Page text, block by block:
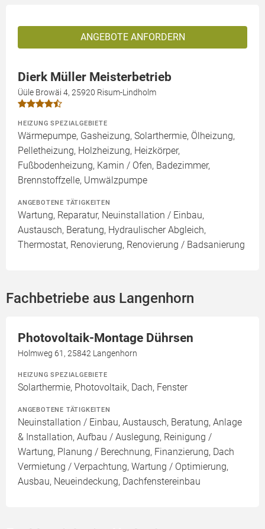
ANGEBOTE ANFORDERN
Dierk Müller Meisterbetrieb
Üüle Browäi 4, 25920 Risum-Lindholm
HEIZUNG SPEZIALGEBIETE
Wärmepumpe, Gasheizung, Solarthermie, Ölheizung,
Pelletheizung, Holzheizung, Heizkörper,
Fußbodenheizung, Kamin / Ofen, Badezimmer,
Brennstoffzelle, Umwälzpumpe
ANGEBOTENE TÄTIGKEITEN
Wartung, Reparatur, Neuinstallation / Einbau,
Austausch, Beratung, Hydraulischer Abgleich,
Thermostat, Renovierung, Renovierung / Badsanierung
Fachbetriebe aus Langenhorn
Photovoltaik-Montage Dührsen
Holmweg 61, 25842 Langenhorn
HEIZUNG SPEZIALGEBIETE
Solarthermie, Photovoltaik, Dach, Fenster
ANGEBOTENE TÄTIGKEITEN
Neuinstallation / Einbau, Austausch, Beratung, Anlage
& Installation, Aufbau / Auslegung, Reinigung /
Wartung, Planung / Berechnung, Finanzierung, Dach
Vermietung / Verpachtung, Wartung / Optimierung,
Ausbau, Neueindeckung, Dachfenstereinbau